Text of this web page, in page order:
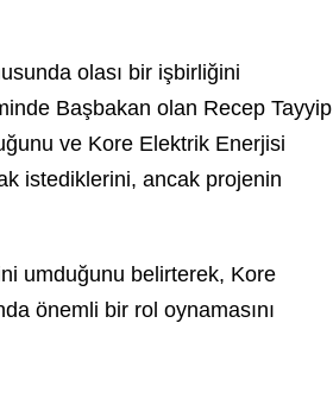
olası bir işbirliğini
Başbakan olan Recep Tayyip
ve Kore Elektrik Enerjisi
istediklerini, ancak projenin
umduğunu belirterek, Kore
önemli bir rol oynamasını